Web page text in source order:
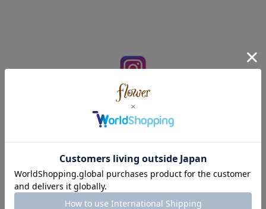
flower designroom @flower_designroom
flower official@flower_web